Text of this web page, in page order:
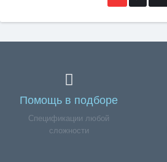
Помощь в подборе
Спецификации любой
сложности